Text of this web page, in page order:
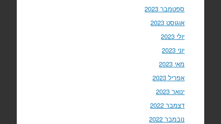
ספטמבר 2023
אוגוסט 2023
יולי 2023
יוני 2023
מאי 2023
אפריל 2023
ינואר 2023
דצמבר 2022
נובמבר 2022